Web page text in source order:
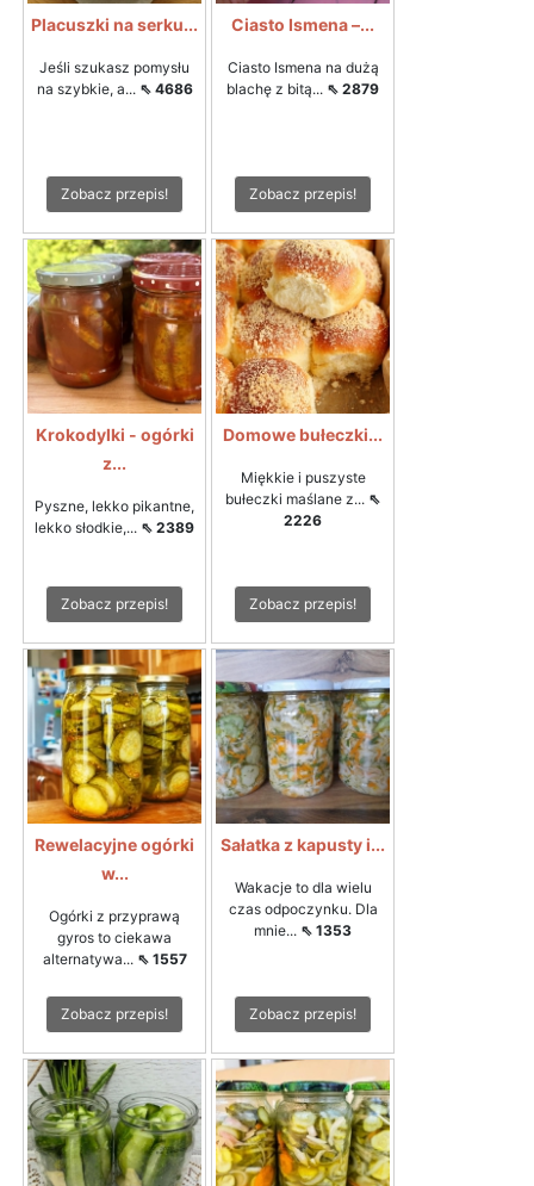
Placuszki na serku...
Jeśli szukasz pomysłu
na szybkie, a... ⇖ 4686
Zobacz przepis!
Ciasto Ismena –...
Ciasto Ismena na dużą
blachę z bitą... ⇖ 2879
Zobacz przepis!
Krokodylki - ogórki
z...
Pyszne, lekko pikantne,
lekko słodkie,... ⇖ 2389
Zobacz przepis!
Domowe bułeczki...
Miękkie i puszyste
bułeczki maślane z... ⇖
2226
Zobacz przepis!
Rewelacyjne ogórki
w...
Ogórki z przyprawą
gyros to ciekawa
alternatywa... ⇖ 1557
Zobacz przepis!
Sałatka z kapusty i...
Wakacje to dla wielu
czas odpoczynku. Dla
mnie... ⇖ 1353
Zobacz przepis!